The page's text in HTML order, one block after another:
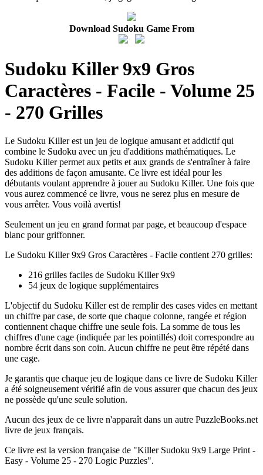
Download Sudoku Game From
Sudoku Killer 9x9 Gros
Caractères - Facile - Volume 25
- 270 Grilles
Le Sudoku Killer est un jeu de logique amusant et addictif qui
combine le Sudoku avec un jeu d'additions mathématiques. Le
Sudoku Killer permet aux petits et aux grands de s'entraîner à faire
des additions de façon amusante. Ce livre est idéal pour les
débutants voulant apprendre à jouer au Sudoku Killer. Une fois que
vous aurez commencé ce livre, vous ne serez plus en mesure de
vous arrêter. Vous voilà avertis!
Seulement un jeu en grand format par page, et beaucoup d'espace
blanc pour griffonner.
Le Sudoku Killer 9x9 Gros Caractères - Facile contient 270 grilles:
216 grilles faciles de Sudoku Killer 9x9
54 jeux de logique supplémentaires
L'objectif du Sudoku Killer est de remplir des cases vides en mettant
un chiffre par case, de sorte que chaque colonne, rangée et région
contiennent chaque chiffre une seule fois. La somme de tous les
chiffres d'une cage (indiquée par les pointillés) doit correspondre au
nombre écrit dans son coin. Aucun chiffre ne peut être répété dans
une cage.
Je garantis que chaque jeu de logique dans ce livre de Sudoku Killer
a été soigneusement vérifié afin de vous assurer que chacun des jeux
ne possède qu'une seule solution.
Aucun des jeux de ce livre n'apparaît dans un autre PuzzleBooks.net
livre de jeux français.
Ce livre est la version française de "Killer Sudoku 9x9 Large Print -
Easy - Volume 25 - 270 Logic Puzzles".